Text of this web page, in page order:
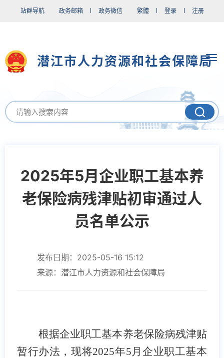
站群导航 政务邮箱 政务微信 繁體 登录 注册
潜江市人力资源和社会保障局
2025年5月企业职工基本养
老保险病残津贴初审通过人
员名单公示
发布日期：2025-05-16 15:12
来源：潜江市人力资源和社会保障局
根据企业职工基本养老保险病残津贴
暂行办法 ，现将2025年5月企业职工基本